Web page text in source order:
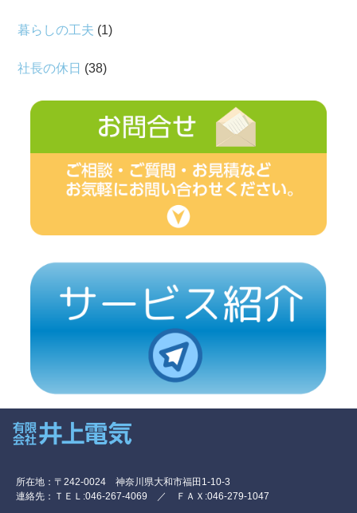
暮らしの工夫 (1)
社長の休日 (38)
所在地：〒242-0024 神奈川県大和市福田1-10-3
連絡先：ＴＥＬ:046-267-4069 ／ ＦＡＸ:046-279-1047